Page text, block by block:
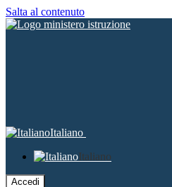
Salta al contenuto
Italiano
Italiano
Accedi